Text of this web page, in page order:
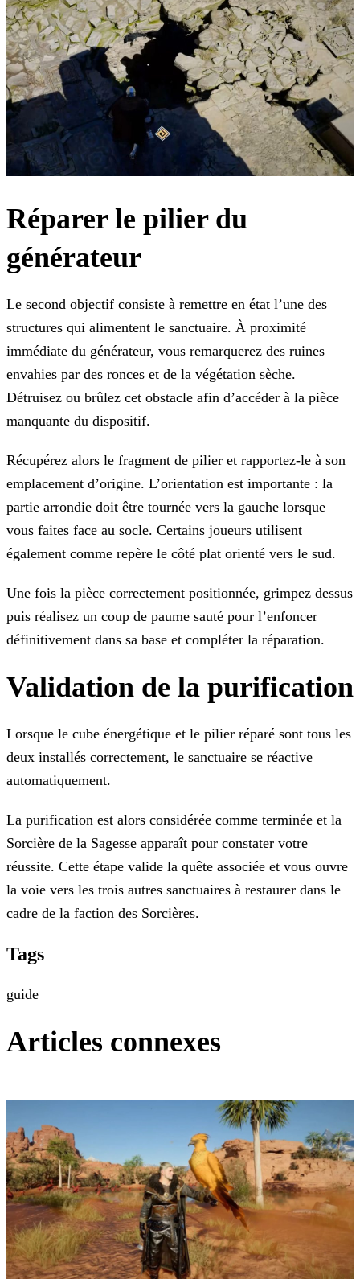
Réparer le pilier du
générateur
Le second objectif consiste à remettre en état l’une des
structures qui alimentent le sanctuaire. À proximité
immédiate du générateur, vous remarquerez des ruines
envahies par des ronces et de la végétation sèche.
Détruisez ou brûlez cet obstacle afin d’accéder à la pièce
manquante du dispositif.
Récupérez alors le fragment de pilier et rapportez-le à son
emplacement d’origine. L’orientation est importante : la
partie arrondie doit être tournée vers la gauche lorsque
vous faites face au socle. Certains joueurs utilisent
également comme repère le côté plat orienté vers le sud.
Une fois la pièce correctement positionnée, grimpez dessus
puis réalisez un coup de paume sauté pour l’enfoncer
définitivement dans sa base et compléter la réparation.
Validation de la purification
Lorsque le cube énergétique et le pilier réparé sont tous les
deux installés correctement, le sanctuaire se réactive
automatiquement.
La purification est alors considérée comme terminée et la
Sorcière de la Sagesse apparaît pour constater votre
réussite. Cette étape valide la quête associée et vous ouvre
la voie vers les trois autres sanctuaires à restaurer dans le
cadre de la faction des Sorcières.
Tags
guide
Articles connexes